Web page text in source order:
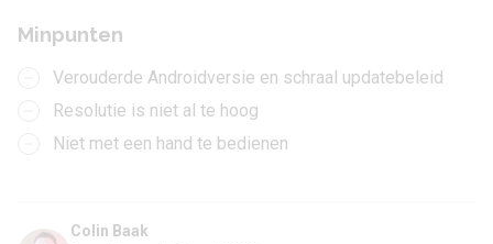
Minpunten
Verouderde Androidversie en schraal updatebeleid
Resolutie is niet al te hoog
Niet met een hand te bedienen
Colin Baak